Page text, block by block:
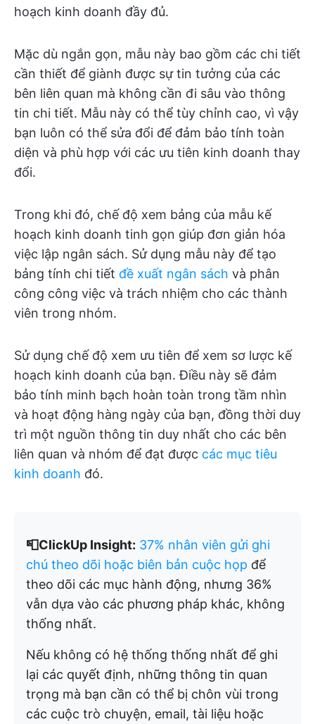
hoạch kinh doanh đầy đủ.
Mặc dù ngắn gọn, mẫu này bao gồm các chi tiết
cần thiết để giành được sự tin tưởng của các
bên liên quan mà không cần đi sâu vào thông
tin chi tiết. Mẫu này có thể tùy chỉnh cao, vì vậy
bạn luôn có thể sửa đổi để đảm bảo tính toàn
diện và phù hợp với các ưu tiên kinh doanh thay
đổi.
Trong khi đó, chế độ xem bảng của mẫu kế
hoạch kinh doanh tinh gọn giúp đơn giản hóa
việc lập ngân sách. Sử dụng mẫu này để tạo
bảng tính chi tiết đề xuất ngân sách và phân
công công việc và trách nhiệm cho các thành
viên trong nhóm.
Sử dụng chế độ xem ưu tiên để xem sơ lược kế
hoạch kinh doanh của bạn. Điều này sẽ đảm
bảo tính minh bạch hoàn toàn trong tầm nhìn
và hoạt động hàng ngày của bạn, đồng thời duy
trì một nguồn thông tin duy nhất cho các bên
liên quan và nhóm để đạt được các mục tiêu
kinh doanh đó.
📮ClickUp Insight: 37% nhân viên gửi ghi
chú theo dõi hoặc biên bản cuộc họp để
theo dõi các mục hành động, nhưng 36%
vẫn dựa vào các phương pháp khác, không
thống nhất.
Nếu không có hệ thống thống nhất để ghi
lại các quyết định, những thông tin quan
trọng mà bạn cần có thể bị chôn vùi trong
các cuộc trò chuyện, email, tài liệu hoặc